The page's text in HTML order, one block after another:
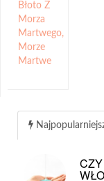
Błoto Z
Morza
Martwego,
Morze
Martwe